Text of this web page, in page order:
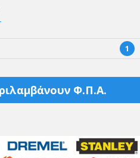
1
Φ.Π.Α.